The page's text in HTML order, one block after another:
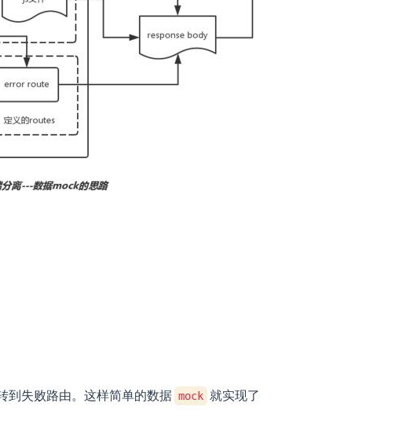
到失败路由。这样简单的数据 mock 就实现了